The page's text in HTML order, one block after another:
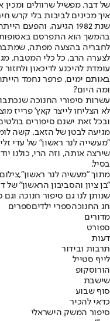
של דבר, מפשיל שרוולים ומכין
איך מכינים לביבות בלי קרש
שנת 1982 הגיעה, והפעם הייתה זו דתיה בן-דור שכתבה שיר לחנוכה - לסדרת הטלוויזיה פרפר נחמד. "גברת קרש ומר מערוך", שמו, והוא בוצע על ידי כוכבי הילדים הגדולים של אז, עוזי חיטמן ואפי בן ישראל.
בהמשך הוא התפרסם באסופות
לחבריה בהצעה מפתה,
לצערה הרב, כל כלי המטבח,
עומדת להיכנע לדיכאון
באותם ימים, פרפר נחמד
ומה היום?
עשרות סיפורי החנוכה
לא הצליחו לייצר קאץ'
ובכל זאת ישנם סיפורים
מגיעה לבטן של הזאב. קשה
"מעשייה לנר ראשון" של עדי
שירצה אותה, וזה הרי, כולנו
בסיל.
מתוך "מעשיה לנר
"בן ציון והסביבון הראשון"
שנותן לנו גם סיפור חנוכה
חג החנוכהספרי ילדיםספרים
מדורים
ספורט
דעות
תרבות ובידור
לייף סטייל
הורוסקופ
שישבת
סוף שבוע
כדאי להכיר
סיפור המשק הישראלי